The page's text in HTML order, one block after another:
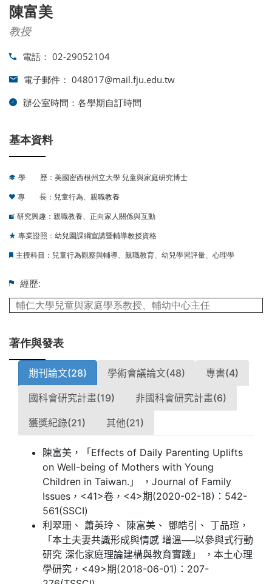
陳富美
教授
電話： 02-29052104
電子郵件： 048017@mail.fju.edu.tw
辦公室時間： 各學期自訂時間
基本資料
學 歷：美國密西根州立大學 兒童與家庭研究博士
專 長：兒童行為、親職教養
研究興趣：親職教養、正向家人關係與互動
專業證照：幼兒園課綱宣講暨輔導教授資格
主授科目：兒童行為觀察與輔導、親職教育、幼兒學習評量、心理學
經歷:
輔仁大學兒童與家庭學系教授、輔幼中心主任
著作與發表